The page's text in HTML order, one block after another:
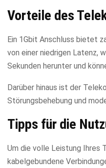
Vorteile des
Ein 1Gbit Anschluss bietet
von einer niedrigen Latenz,
Sekunden herunter und
Darüber hinaus ist der
Störungsbehebung und
Tipps für die
Um die volle Leistung Ihres
kabelgebundene